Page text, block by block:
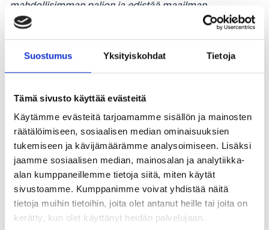
Suostumus Yksityiskohdat Tietoja
Tämä sivusto käyttää evästeitä
Käytämme evästeitä tarjoamamme sisällön ja mainosten
räätälöimiseen, sosiaalisen median ominaisuuksien
tukemiseen ja kävijämäärämme analysoimiseen. Lisäksi
jaamme sosiaalisen median, mainosalan ja analytiikka-
alan kumppaneillemme tietoja siitä, miten käytät
sivustoamme. Kumppanimme voivat yhdistää näitä
tietoja muihin tietoihin, joita olet antanut heille tai joita on
kerätty, kun olet käyttänyt heidän palvelujaan.
mahdollisimman paljon ja edistää maailman
kiertotaloutta.
Haluatko sinä ja yrityksesi myös vähentää
hiilidioksidipäästöjäsi ja pidentää IT-laitteidesi
käyttöikää? Napsauta tästä lukeaksesi lisää yhteistyön
Jaa artikkeli:
facebooklinkedinmail twitter